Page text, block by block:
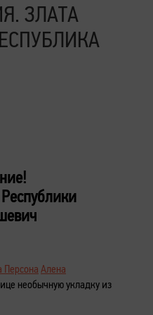
ЗЛАТА
Персона Алена
необычную укладку из